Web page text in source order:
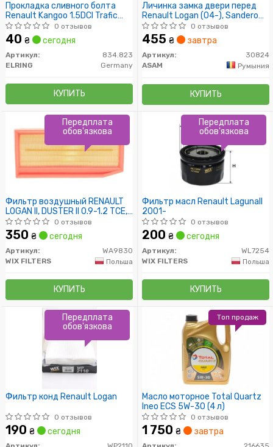
Прокладка сливного болта
Renault Kangoo 1.5DCI Trafic
1.9Dci /16.7x24x1.5/
0 отзывов
40 ₴ сегодня
Артикул:
834.823
ELRING
Germany
КУПИТЬ
Личинка замка двери перед
Renault Logan (04-), Sandero
(08-) i(лев, прав) (30824)
Asam
0 отзывов
455 ₴ завтра
Артикул:
30824
ASAM
Румыния
КУПИТЬ
Фильтр воздушный RENAULT
LOGAN II, DUSTER II 0.9-1.2 TCE,
1.5 DCI 13- (пр-во WIX-FILTERS)
0 отзывов
350 ₴ сегодня
Артикул:
WA9830
WIX FILTERS
Польша
КУПИТЬ
Передплата
обов'язкова
Фильтр масл Renault LagunaII
2001-
0 отзывов
200 ₴ сегодня
Артикул:
WL7254
WIX FILTERS
Польша
КУПИТЬ
Передплата
обов'язкова
Фильтр конд Renault Logan
0 отзывов
190 ₴ сегодня
Передплата
обов'язкова
Масло моторное Total Quartz
Ineo ECS 5W-30 (4 л)
0 отзывов
1 750 ₴ завтра
Топ продаж